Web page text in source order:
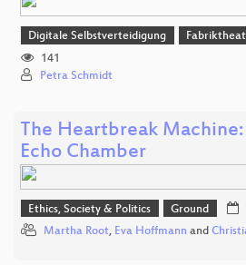
Digitale Selbstverteidigung
141
Petra Schmidt
The Heartbreak
Echo Chamber
Ethics, Society & Politics Ground
Martha Root, Eva Hoffmann and